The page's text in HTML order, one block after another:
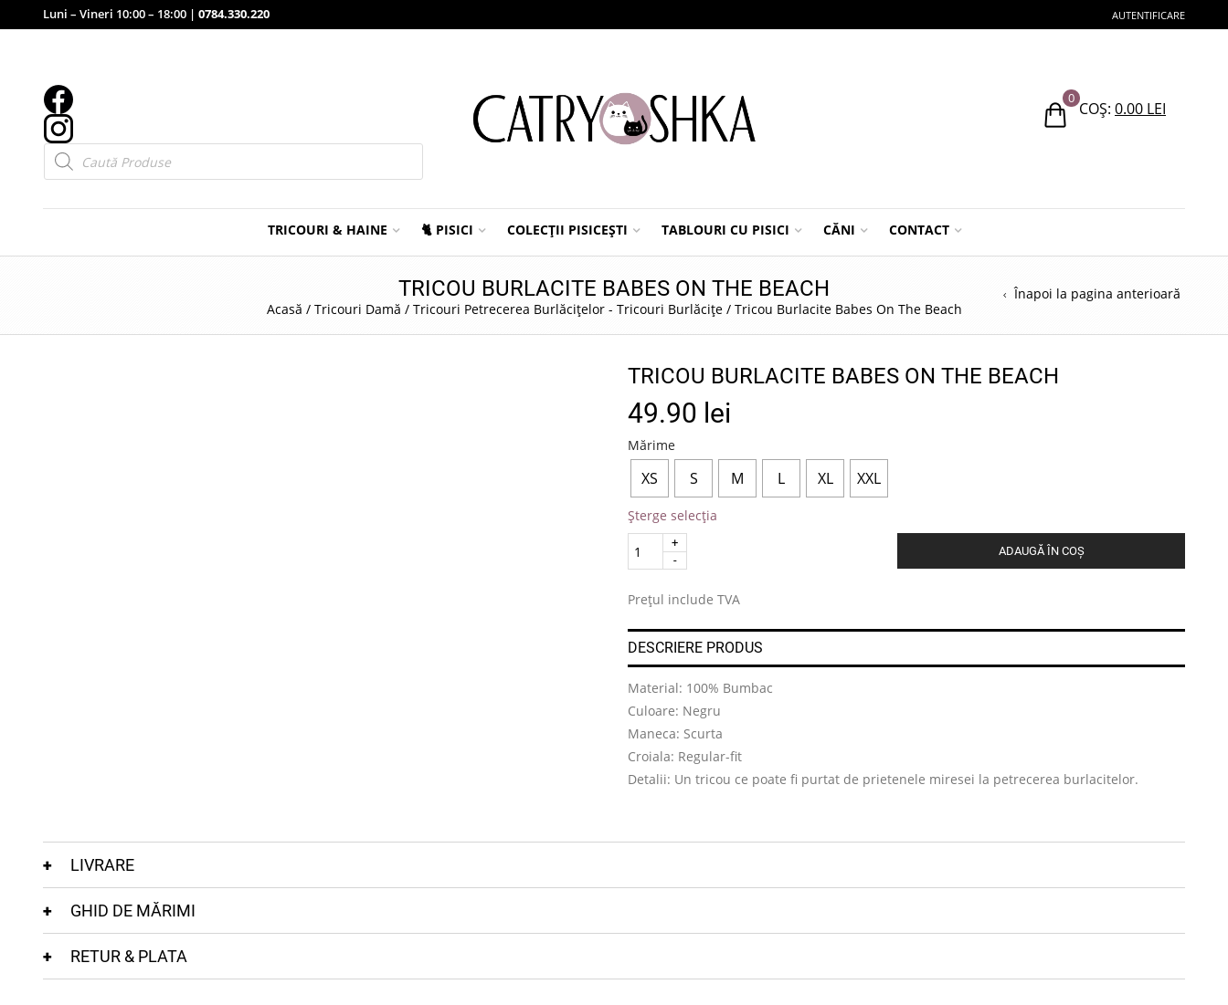
Luni – Vineri 10:00 – 18:00 | 0784.330.220 AUTENTIFICARE
Products
search
0
COȘ: 0.00 LEI
TRICOURI & HAINE 🐈 PISICI COLECȚII PISICEȘTI TABLOURI CU PISICI CĂNI CONTACT
TRICOU BURLACITE BABES ON THE BEACH
Acasă / Tricouri Damă / Tricouri Petrecerea Burlăcițelor - Tricouri Burlăcițe/ Tricou Burlacite Babes On The Beach
Înapoi la pagina anterioară
TRICOU BURLACITE BABES ON THE BEACH
49.90 lei
Mărime
XS S M L XL XXL
Șterge selecția
Quantity
ADAUGĂ ÎN COȘ
Prețul include TVA
DESCRIERE PRODUS
Material: 100% Bumbac
Culoare: Negru
Maneca: Scurta
Croiala: Regular-fit
Detalii: Un tricou ce poate fi purtat de prietenele miresei la petrecerea burlacitelor.
LIVRARE
GHID DE MĂRIMI
RETUR & PLATA